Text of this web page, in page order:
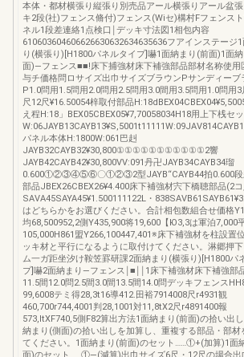
本体・都材横張り縦張り別売品アール横張りアール盆張
キ2段(社)フェンス脩付)フェンス(Wiセ)構村Fフェンスト
ネル1段差連絡1点検口￨デッキ寸法図1相包内容
610603604606626630632634635636フアインステージ1
り(横張り)[H1800パネルタイプ]嚇1面納まり(前面)1面
面)―フェンス■■!床下捕強材床下補強部品部材名称使用
与チ価格問ロサイズ出巾サイズブラウンPサンディーブ
P1.0問用1.5問用2.0問用2.5問用3.0間用3.5問用1.0問用3
尺12尺¥16.50054梓取付部品
え程H:18」BEX05CBEX05¥7,70058034H18用上下桟セッ
パネル本体H:1800W:061巴赳
JAYB32CAYB32¥30,800①①①①①①①①①①①2響
JAYB42CAYB42¥30,800VV:091丹卍JAYB34CAYB34瑠
0.600①②③④⑤⑥〇①②③2型JAYB“CAYB44拍0.600段
部品JBEX26CBEX26¥4.400床下補強材宍下橋聴部品(2コ
SAVA45SAYA45¥1.500111122L・
はどちらかをお選びください。合計相包数組合せ価格
均68,500952,2側Y435,900将19,600【Ю3,3は軍泊7,000
105,000H861盟Y266,100447,401※床下補強材を柱設置
ッキ材と平行になるように取付けてください。淋郷押
ム一ガ距坐汐け鞍笠罫研課2面納まり(横張り)[H1800パ
プ]嚇2面納まり―フェンス￨■￨￨1床下補強材床下補強部
11.5間12.0問2.5間3.0間13.5間14.0問デッキフェンス
99,6008テミ得28,3t16導412.田裕7914008尺r4931観
460,700r744,4001判28,1001対11,8tX2尺r4891400報
573,ltXF740,5側F82算出方法1面納まり(前面)の拾い出
納まり(側面)の拾い出しを加算し、重複する部品・部材
てください。1面納まり(前面)のセット……①+(加算)1面